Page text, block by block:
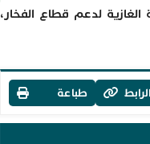
الغازية لدعم قطاع الفخار،
طباعة